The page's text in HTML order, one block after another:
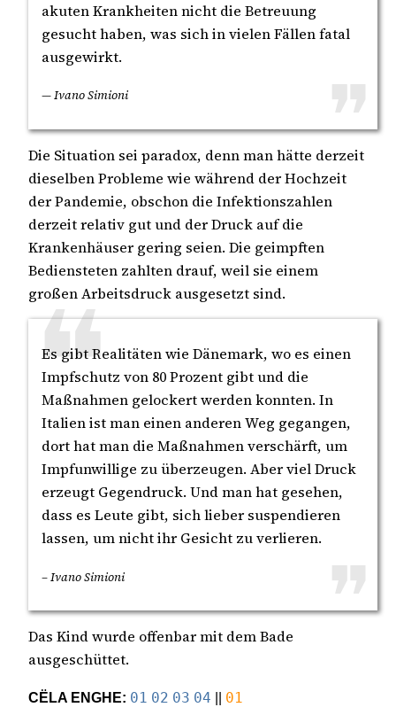
akuten Krankheiten nicht die Betreuung
gesucht haben, was sich in vielen Fällen fatal
ausgewirkt.
— Ivano Simioni
Die Situation sei paradox, denn man hätte derzeit
dieselben Probleme wie während der Hochzeit
der Pandemie, obschon die Infektionszahlen
derzeit relativ gut und der Druck auf die
Krankenhäuser gering seien. Die geimpften
Bediensteten zahlten drauf, weil sie einem
großen Arbeitsdruck ausgesetzt sind.
Es gibt Realitäten wie Dänemark, wo es einen
Impfschutz von 80 Prozent gibt und die
Maßnahmen gelockert werden konnten. In
Italien ist man einen anderen Weg gegangen,
dort hat man die Maßnahmen verschärft, um
Impfunwillige zu überzeugen. Aber viel Druck
erzeugt Gegendruck. Und man hat gesehen,
dass es Leute gibt, sich lieber suspendieren
lassen, um nicht ihr Gesicht zu verlieren.
– Ivano Simioni
Das Kind wurde offenbar mit dem Bade
ausgeschüttet.
CËLA ENGHE: 01 02 03 04 || 01